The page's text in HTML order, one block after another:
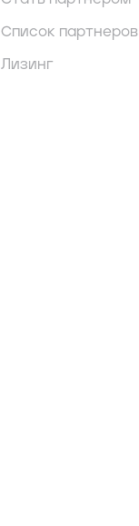
Список партнеров
Лизинг